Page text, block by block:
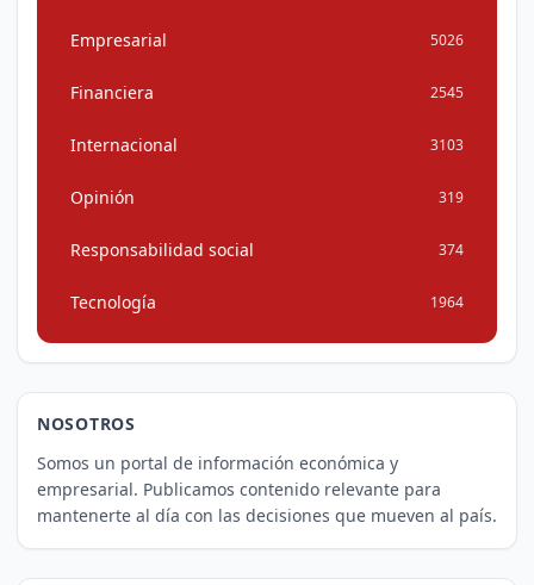
Empresarial 5026
Financiera 2545
Internacional 3103
Opinión 319
Responsabilidad social 374
Tecnología 1964
NOSOTROS
Somos un portal de información económica y
empresarial. Publicamos contenido relevante para
mantenerte al día con las decisiones que mueven al país.